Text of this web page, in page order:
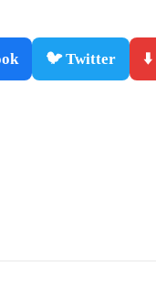
🐦 Twitter
⬇️